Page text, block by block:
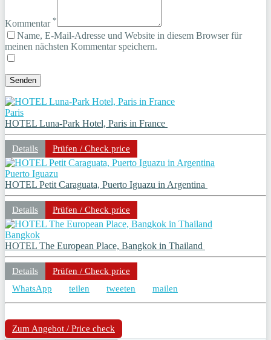
Kommentar *
Name, E-Mail-Adresse und Website in diesem Browser für
meinen nächsten Kommentar speichern.
Paris
HOTEL Luna-Park Hotel, Paris in France
Details Prüfen / Check price
Puerto Iguazu
HOTEL Petit Caraguata, Puerto Iguazu in Argentina
Details Prüfen / Check price
Bangkok
HOTEL The European Place, Bangkok in Thailand
Details
Prüfen / Check price
WhatsApp
teilen tweeten mailen
Zum Angebot / Price check